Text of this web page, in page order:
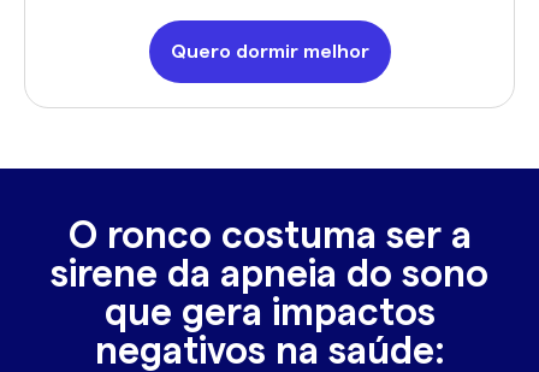
Quero dormir melhor
O ronco costuma ser a
sirene da apneia do sono
que gera impactos
negativos na saúde: